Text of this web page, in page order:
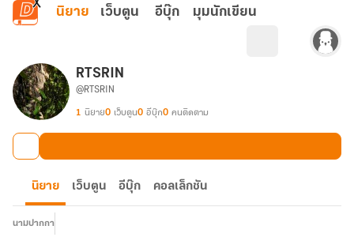
ข้ามไปยังเนื้อหาหลัก
นิยาย เว็บตูน อีบุ๊ก มุมนักเขียน
RTSRIN
@RTSRIN
1 นิยาย0 เว็บตูน0 อีบุ๊ก0 คนติดตาม
นิยาย เว็บตูน อีบุ๊ก คอลเล็กชัน
นามปากกา